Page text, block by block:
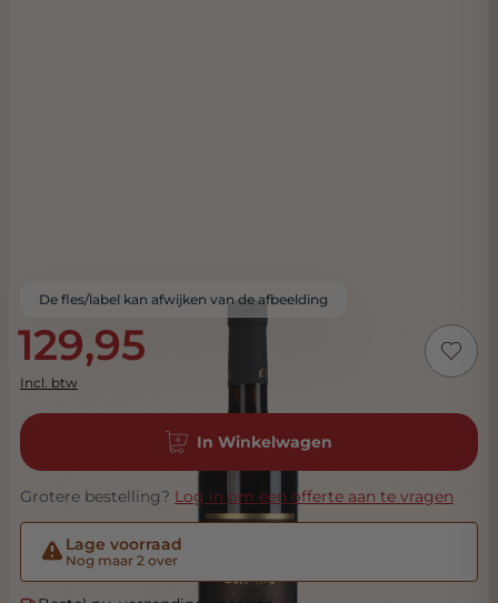
De fles/label kan afwijken van de afbeelding
129,95
Incl. btw
In Winkelwagen
Grotere bestelling? Log in om een offerte aan te vragen
Lage voorraad
Nog maar 2 over